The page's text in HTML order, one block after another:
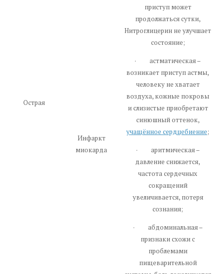
Острая
Инфаркт
миокарда
приступ может
продолжаться сутки,
Нитроглицерин не улучшает
состояние;
· астматическая –
возникает приступ астмы,
человеку не хватает
воздуха, кожные покровы
и слизистые приобретают
синюшный оттенок,
учащённое сердцебиение;
· аритмическая –
давление снижается,
частота сердечных
сокращений
увеличивается, потеря
сознания;
· абдоминальная –
признаки схожи с
проблемами
пищеварительной